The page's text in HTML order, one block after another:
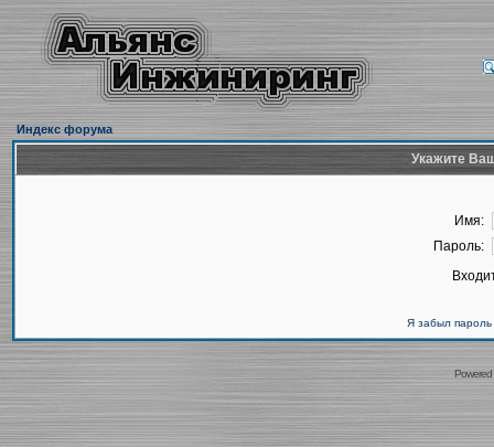
Индекс форума
Укажите
Имя:
Пароль:
Я забыл пароль